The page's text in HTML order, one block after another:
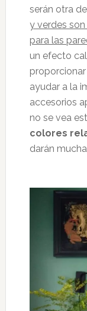
serán otra
y verdes
para las
un efecto
ayudar a la
accesorios
no se vea
colores
darán